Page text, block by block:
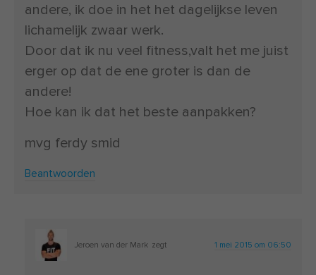
andere, ik doe in het het dagelijkse leven
lichamelijk zwaar werk.
Door dat ik nu veel fitness,valt het me juist
erger op dat de ene groter is dan de
andere!
Hoe kan ik dat het beste aanpakken?
mvg ferdy smid
Beantwoorden
Jeroen van der Mark zegt 1 mei 2015 om 06:50